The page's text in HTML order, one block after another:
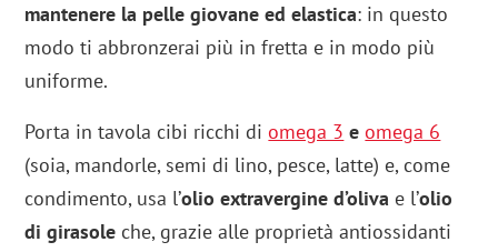
mantenere la pelle giovane ed elastica: in questo
modo ti abbronzerai più in fretta e in modo più
uniforme.
Porta in tavola cibi ricchi di omega 3 eomega 6
(soia, mandorle, semi di lino, pesce, latte) e, come
condimento, usa l’olio extravergine d’oliva e l’olio
di girasole che, grazie alle proprietà antiossidanti